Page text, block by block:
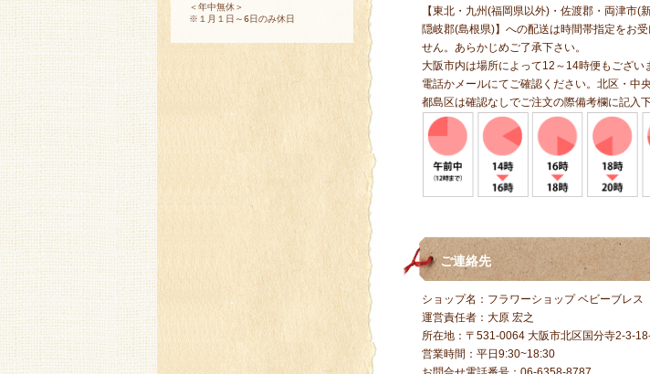
【東北・九州(福岡県以外)・佐渡郡・両津市(
隠岐郡(島根県)】への配送は時間帯指定をお受
せん。あらかじめご了承下さい。
大阪市内は場所によって12～14時便もござい
電話かメールにてご確認ください。北区・中
都島区は確認なしでご注文の際備考欄に記入下
ご連絡先
ショップ名：フラワーショップ ベビーブレス
運営責任者：大原 宏之
所在地：〒531-0064 大阪市北区国分寺2-3-
営業時間：平日9:30~18:30
＜年中無休＞
※１月１日～6日のみ休日